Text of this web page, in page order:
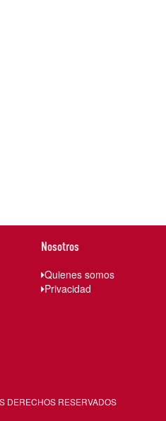
Nosotros
Quienes somos
Privacidad
DERECHOS RESERVADOS